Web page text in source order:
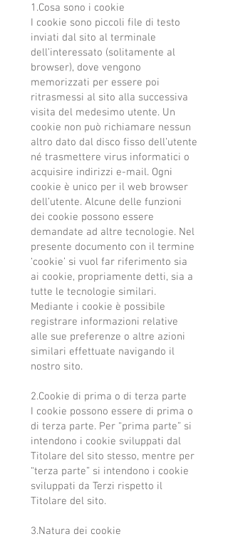
1.Cosa sono i cookie
I cookie sono piccoli file di testo
inviati dal sito al terminale
dell’interessato (solitamente al
browser), dove vengono
memorizzati per essere poi
ritrasmessi al sito alla successiva
visita del medesimo utente. Un
cookie non può richiamare nessun
altro dato dal disco fisso dell’utente
né trasmettere virus informatici o
acquisire indirizzi e-mail. Ogni
cookie è unico per il web browser
dell’utente. Alcune delle funzioni
dei cookie possono essere
demandate ad altre tecnologie. Nel
presente documento con il termine
‘cookie’ si vuol far riferimento sia
ai cookie, propriamente detti, sia a
tutte le tecnologie similari.
Mediante i cookie è possibile
registrare informazioni relative
alle sue preferenze o altre azioni
similari effettuate navigando il
nostro sito.
2.Cookie di prima o di terza parte
I cookie possono essere di prima o
di terza parte. Per “prima parte” si
intendono i cookie sviluppati dal
Titolare del sito stesso, mentre per
“terza parte” si intendono i cookie
sviluppati da Terzi rispetto il
Titolare del sito.
3.Natura dei cookie